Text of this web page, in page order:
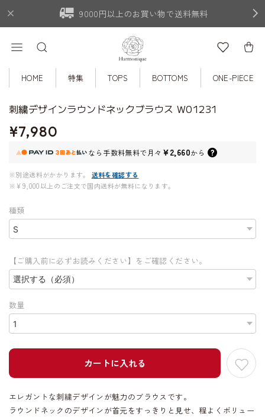
9000円以上のお買い物で送料無料
HOME 特集 TOPS BOTTOMS ONE-PIECE
刺繍デザインラウンドネックブラウス W01231
¥7,980
なら 手数料無料で月々 ¥2,660から
※別途送料がかかります。
送料を確認する
※¥9,000以上のご注文で国内送料が無料になります。
種類
【ご購入前に必ずお読みください】をご確認ください。
数量
カートに入れる
エレガントな刺繍デザインが魅力のブラウスです。
ラウンドネックのデザインが首元をすっきりと見せ、程よくボリュー